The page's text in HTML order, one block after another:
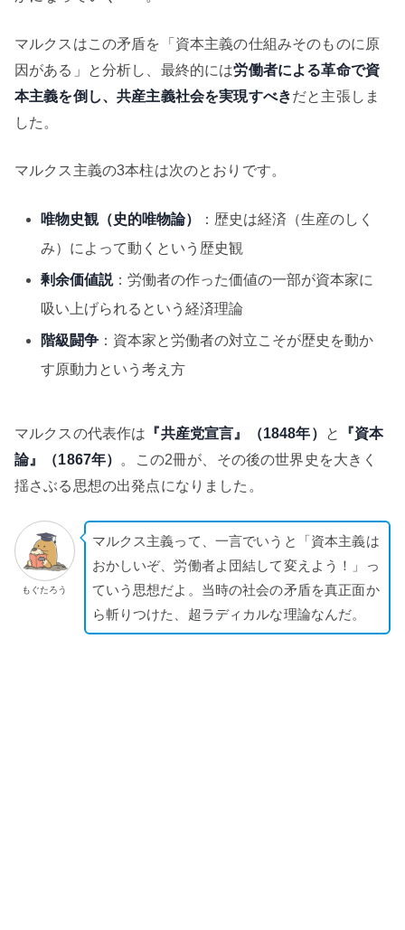
マルクスはこの矛盾を「資本主義の仕組みそのものに原
因がある」と分析し、最終的には労働者による革命で資
本主義を倒し、共産主義社会を実現すべきだと主張しま
した。
マルクス主義の3本柱は次のとおりです。
唯物史観（史的唯物論）
：歴史は経済（生産のしく
み）によって動くという歴史観
剰余価値説：労働者の作った価値の一部が資本家に
吸い上げられるという経済理論
階級闘争 ：資本家と労働者の対立こそが歴史を動か
す原動力という考え方
マルクスの代表作は 『共産党宣言』（1848年） と
『資本
論』（1867年） 。この2冊が、その後の世界史を大きく
揺さぶる思想の出発点になりました。
もぐたろう
マルクス主義って、一言でいうと「資本主義は
おかしいぞ、労働者よ団結して変えよう！」っ
ていう思想だよ。当時の社会の矛盾を真正面か
ら斬りつけた、超ラディカルな理論なんだ。